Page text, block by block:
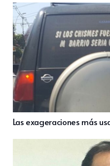
Las exageraciones más